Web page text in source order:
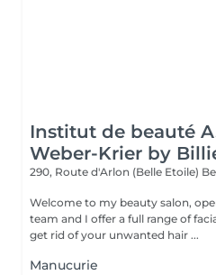
Institut de beauté
Weber-Krier by
290, Route d'Arlon (Belle Etoile)
Welcome to my beauty salon,
team and I offer a full range of
get rid of your unwanted hair ...
Manucurie